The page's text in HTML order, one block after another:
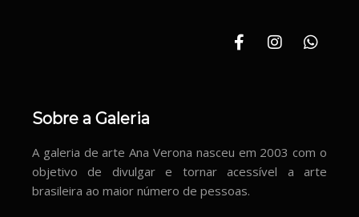
Sobre a Galeria
A galeria de arte Ana Verona nasceu em 2003 com o
objetivo de divulgar e tornar acessível a arte
brasileira ao maior número de pessoas.